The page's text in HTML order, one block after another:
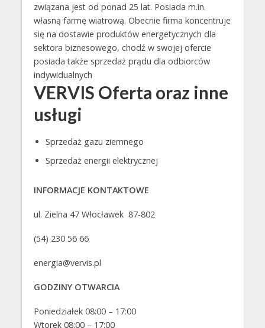
związana jest od ponad 25 lat. Posiada m.in.
własną farmę wiatrową. Obecnie firma koncentruje
się na dostawie produktów energetycznych dla
sektora biznesowego, chodź w swojej ofercie
posiada także sprzedaż prądu dla odbiorców
indywidualnych
VERVIS Oferta oraz inne
usługi
Sprzedaż gazu ziemnego
Sprzedaż energii elektrycznej
INFORMACJE KONTAKTOWE
ul. Zielna 47 Włocławek 87-802
(54) 230 56 66
energia@vervis.pl
GODZINY OTWARCIA
Poniedziałek 08:00 – 17:00
Wtorek 08:00 – 17:00